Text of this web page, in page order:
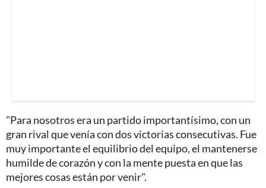
"Para nosotros era un partido importantísimo, con un
gran rival que venía con dos victorias consecutivas. Fue
muy importante el equilibrio del equipo, el mantenerse
humilde de corazón y con la mente puesta en que las
mejores cosas están por venir".